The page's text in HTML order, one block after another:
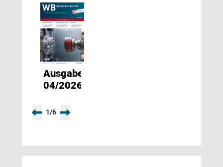
Ausgabe
04/2026
1/6